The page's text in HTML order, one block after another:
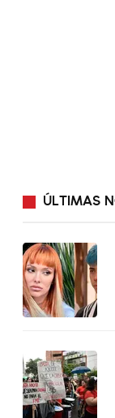
ÚLTIMAS